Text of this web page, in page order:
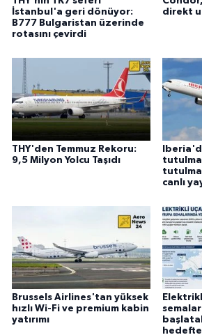
İstanbul'a geri dönüyor:
B777 Bulgaristan üzerinde
rotasını çevirdi
direkt
THY'den Temmuz Rekoru:
9,5 Milyon Yolcu Taşıdı
tutulma
canlı
Brussels Airlines'tan yüksek
hızlı Wi-Fi ve premium kabin
yatırımı
hedefte